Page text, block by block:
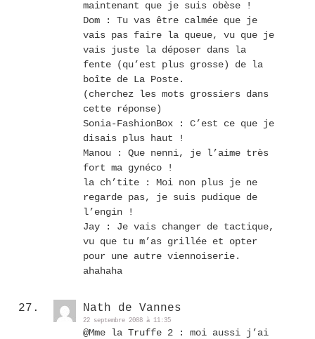
maintenant que je suis obèse !
Dom : Tu vas être calmée que je
vais pas faire la queue, vu que je
vais juste la déposer dans la
fente (qu’est plus grosse) de la
boîte de La Poste.
(cherchez les mots grossiers dans
cette réponse)
Sonia-FashionBox : C’est ce que je
disais plus haut !
Manou : Que nenni, je l’aime très
fort ma gynéco !
la ch’tite : Moi non plus je ne
regarde pas, je suis pudique de
l’engin !
Jay : Je vais changer de tactique,
vu que tu m’as grillée et opter
pour une autre viennoiserie.
ahahaha
Nath de Vannes
22 septembre 2008 à 11:35
@Mme la Truffe 2 : moi aussi j’ai